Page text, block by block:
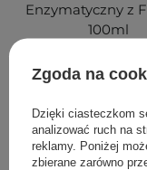
Enzymatyczny z
100ml
45,00 zł
DODAJ DO
Zgoda na
Dzięki ciasteczkom
analizować ruch na
reklamy. Poniżej
zbierane zarówno